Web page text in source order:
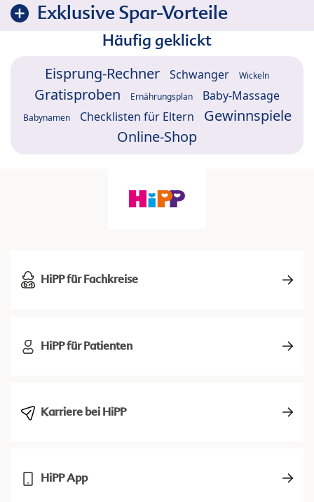
Exklusive Spar-Vorteile
Häufig geklickt
Eisprung-Rechner Schwanger Wickeln
Gratisproben Ernährungsplan Baby-Massage
Babynamen Checklisten für Eltern
Gewinnspiele
Online-Shop
HiPP für Fachkreise
HiPP für Patienten
Karriere bei HiPP
HiPP App